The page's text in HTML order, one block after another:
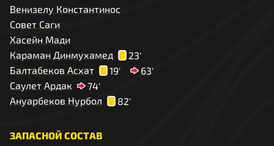
Венизелу Константинос
Совет Саги
Хасейн Мади
Караман Динмухамед
23'
Балтабеков Асхат
19'
63'
Саулет Ардак
74'
Ануарбеков Нурбол
82'
ЗАПАСНОЙ СОСТАВ